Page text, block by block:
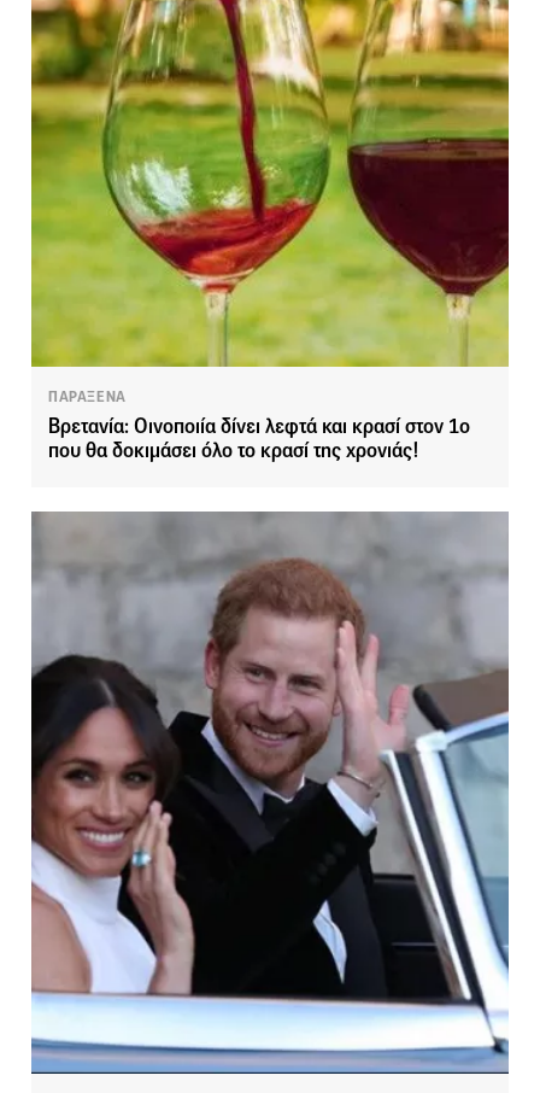
ΠΑΡΑΞΕΝΑ
Βρετανία: Οινοποιία δίνει λεφτά και κρασί στον 1ο
που θα δοκιμάσει όλο το κρασί της χρονιάς!